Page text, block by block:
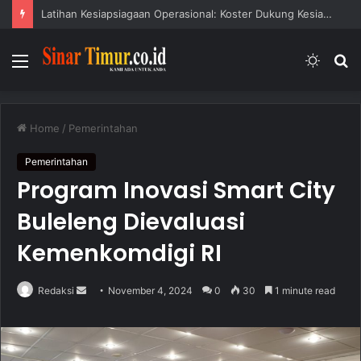
Latihan Kesiapsiagaan Operasional: Koster Dukung Kesiapsiagaan Bencana
Menu
Switch
Home / Pemerintahan
Pemerintahan
Program Inovasi Smart City
Buleleng Dievaluasi
Kemenkomdigi RI
Redaksi
n
November 4, 2024 0 30 1 minute read